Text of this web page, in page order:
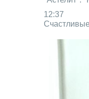
12:37